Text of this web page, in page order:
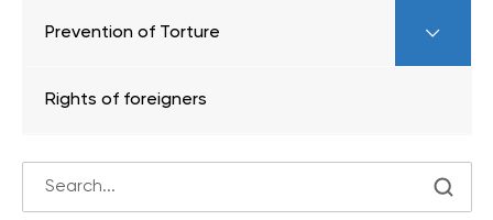
Prevention of Torture
Rights of foreigners